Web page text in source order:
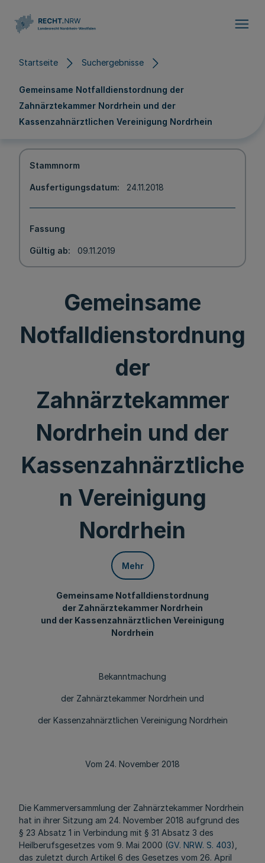
Startseite Suchergebnisse
Gemeinsame Notfalldienstordnung der
Zahnärztekammer Nordrhein und der
Kassenzahnärztlichen Vereinigung Nordrhein
Stammnorm
Ausfertigungsdatum 24.11.2018
Fassung
Gültig ab 09.11.2019
Gemeinsame
Notfalldienstordnung
der
Zahnärztekammer
Nordrhein und der
Kassenzahnärztliche
n Vereinigung
Nordrhein
Mehr
Gemeinsame Notfalldienstordnung
der Zahnärztekammer Nordrhein
und der Kassenzahnärztlichen Vereinigung
Nordrhein
Bekanntmachung
der Zahnärztekammer Nordrhein und
der Kassenzahnärztlichen Vereinigung Nordrhein
Vom 24. November 2018
Die Kammerversammlung der Zahnärztekammer Nordrhein
hat in ihrer Sitzung am 24. November 2018 aufgrund des
§ 23 Absatz 1 in Verbindung mit § 31 Absatz 3 des
Heilberufsgesetzes vom 9. Mai 2000 (GV. NRW. S. 403),
das zuletzt durch Artikel 6 des Gesetzes vom 26. April